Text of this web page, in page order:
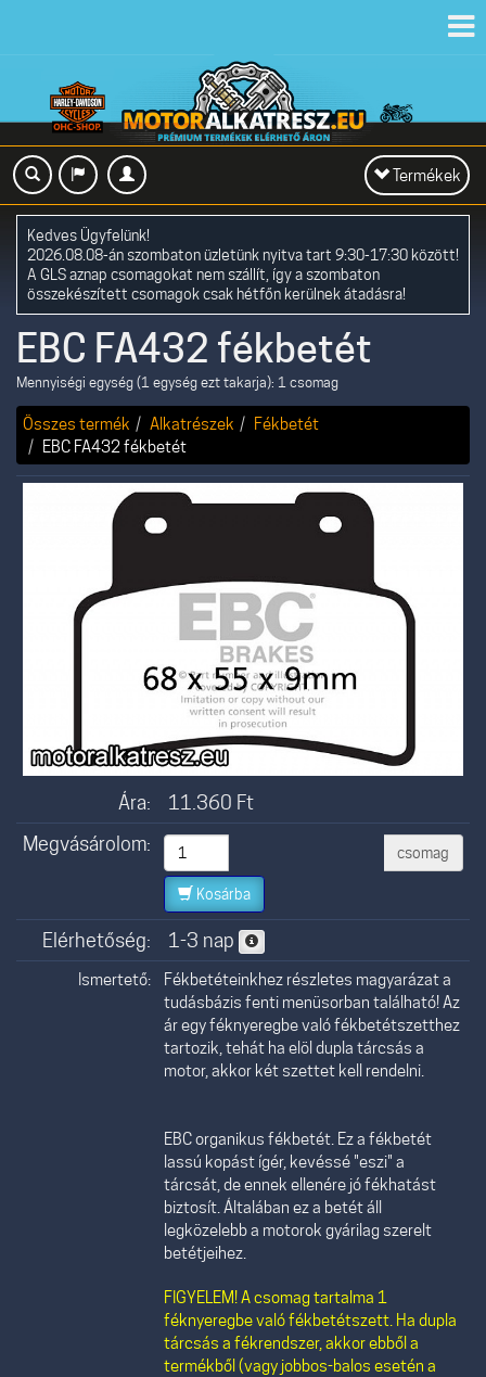
Toggle
navigation
Termékek
Kedves Ügyfelünk!
2026.08.08-án szombaton üzletünk nyitva tart 9:30-17:30 között!
A GLS aznap csomagokat nem szállít, így a szombaton
összekészített csomagok csak hétfőn kerülnek átadásra!
EBC FA432 fékbetét
Mennyiségi egység (1 egység ezt takarja): 1 csomag
Összes termék Alkatrészek
Fékbetét
EBC FA432 fékbetét
Ára: 11.360 Ft
Megvásárolom:
csomag
Kosárba
Elérhetőség: 1-3 nap
Ismertető:
Fékbetéteinkhez részletes magyarázat a
tudásbázis fenti menüsorban található! Az
ár egy féknyeregbe való fékbetétszetthez
tartozik, tehát ha elöl dupla tárcsás a
motor, akkor két szettet kell rendelni.
EBC organikus fékbetét. Ez a fékbetét
lassú kopást ígér, kevéssé "eszi" a
tárcsát, de ennek ellenére jó fékhatást
biztosít. Általában ez a betét áll
legközelebb a motorok gyárilag szerelt
betétjeihez.
FIGYELEM! A csomag tartalma 1
féknyeregbe való fékbetétszett. Ha dupla
tárcsás a fékrendszer, akkor ebből a
termékből (vagy jobbos-balos esetén a